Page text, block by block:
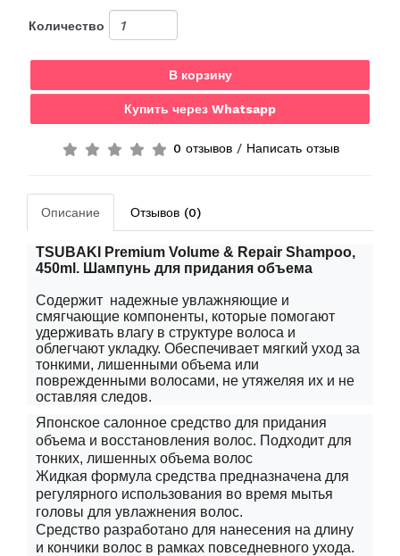
Количество
В корзину
Купить через Whatsapp
0 отзывов/ Написать отзыв
Описание Отзывов (0)
TSUBAKI Premium Volume & Repair Shampoo,
450ml. Шампунь для придания объема
Содержит надежные увлажняющие и
смягчающие компоненты, которые помогают
удерживать влагу в структуре волоса и
облегчают укладку. Oбеспечиваeт мягкий уход за
тонкими, лишенными объема или
поврежденными волосами, не утяжеляя их и не
оставляя следов.
Японское салонное средство для придания
объема и восстановления волос. Подходит для
тонких, лишенных объема волос
Жидкая формула средства предназначена для
регулярного использования во время мытья
головы для увлажнения волос.
Средство разработано для нанесения на длину
и кончики волос в рамках повседневного ухода.